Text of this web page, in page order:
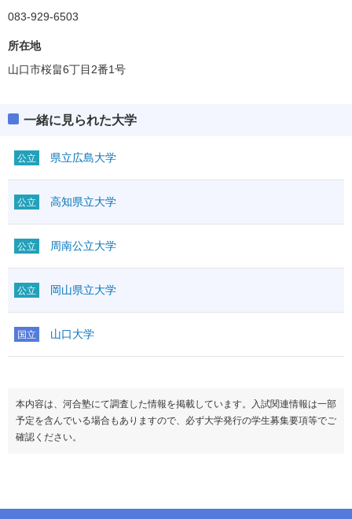
083-929-6503
所在地
山口市桜畠6丁目2番1号
一緒に見られた大学
公立 県立広島大学
公立 高知県立大学
公立 周南公立大学
公立 岡山県立大学
国立 山口大学
本内容は、河合塾にて調査した情報を掲載しています。入試関連情報は一部
予定を含んでいる場合もありますので、必ず大学発行の学生募集要項等でご
確認ください。